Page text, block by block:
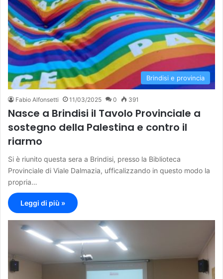
Brindisi e provincia
Fabio Alfonsetti 11/03/2025 0 391
Nasce a Brindisi il Tavolo Provinciale a
sostegno della Palestina e contro il
riarmo
Si è riunito questa sera a Brindisi, presso la Biblioteca
Provinciale di Viale Dalmazia, ufficalizzando in questo modo la
propria…
Leggi di più »